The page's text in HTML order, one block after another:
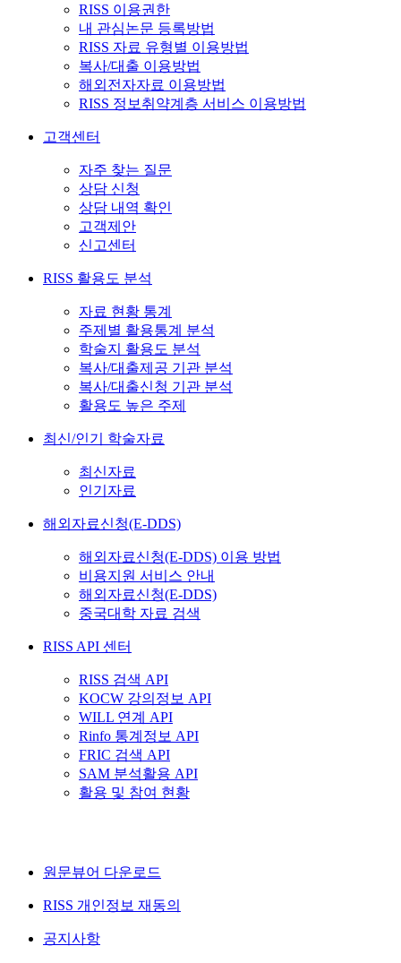
RISS 이용권한
내 관심논문 등록방법
RISS 자료 유형별 이용방법
복사/대출 이용방법
해외전자자료 이용방법
RISS 정보취약계층 서비스 이용방법
고객센터
자주 찾는 질문
상담 신청
상담 내역 확인
고객제안
신고센터
RISS 활용도 분석
자료 현황 통계
주제별 활용통계 분석
학술지 활용도 분석
복사/대출제공 기관 분석
복사/대출신청 기관 분석
활용도 높은 주제
최신/인기 학술자료
최신자료
인기자료
해외자료신청(E-DDS)
해외자료신청(E-DDS) 이용 방법
비용지원 서비스 안내
해외자료신청(E-DDS)
중국대학 자료 검색
RISS API 센터
RISS 검색 API
KOCW 강의정보 API
WILL 연계 API
Rinfo 통계정보 API
FRIC 검색 API
SAM 분석활용 API
활용 및 참여 현황
원문뷰어 다운로드
RISS 개인정보 재동의
공지사항